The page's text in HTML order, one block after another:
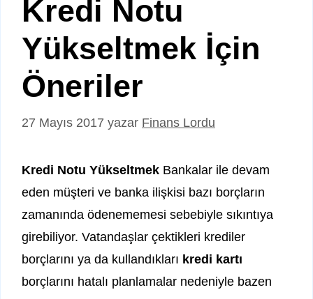
Kredi Notu
Yükseltmek İçin
Öneriler
27 Mayıs 2017 yazar Finans Lordu
Kredi Notu Yükseltmek Bankalar ile devam
eden müşteri ve banka ilişkisi bazı borçların
zamanında ödenememesi sebebiyle sıkıntıya
girebiliyor. Vatandaşlar çektikleri krediler
borçlarını ya da kullandıkları kredi kartı
borçlarını hatalı planlamalar nedeniyle bazen